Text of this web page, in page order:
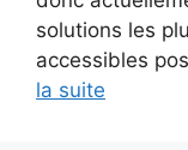
solutions les
accessibles
la suite